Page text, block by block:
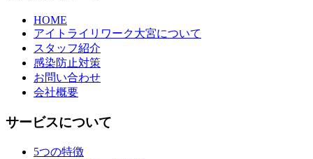
HOME
アイトライリワーク大宮について
スタッフ紹介
感染防止対策
お問い合わせ
会社概要
サービスについて
5つの特徴